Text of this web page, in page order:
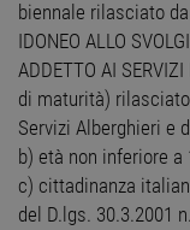
biennale rilasciato
IDONEO ALLO
ADDETTO AI
di maturità)
Servizi Alberghieri e
b) età non inferiore a
c) cittadinanza
del D.lgs. 30.3.2001